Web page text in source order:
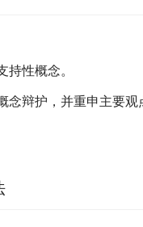
性概念。
念辩护，并重申主要观